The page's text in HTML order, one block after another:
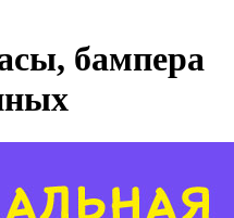
бампера